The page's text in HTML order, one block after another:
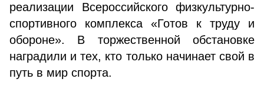
реализации Всероссийского физкультурно-
спортивного комплекса «Готов к труду и
обороне». В торжественной обстановке
наградили и тех, кто только начинает свой в
путь в мир спорта.